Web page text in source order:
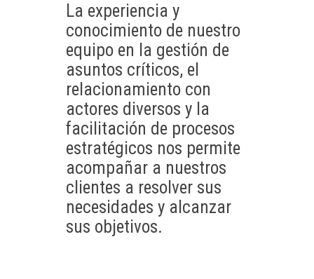
La experiencia y
conocimiento de nuestro
equipo en la gestión de
asuntos críticos, el
relacionamiento con
actores diversos y la
facilitación de procesos
estratégicos nos permite
acompañar a nuestros
clientes a resolver sus
necesidades y alcanzar
sus objetivos.